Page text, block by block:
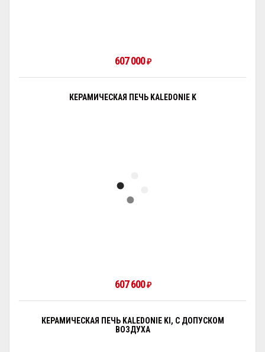
607 000₽
КЕРАМИЧЕСКАЯ ПЕЧЬ KALEDONIE K
607 600₽
КЕРАМИЧЕСКАЯ ПЕЧЬ KALEDONIE KI, С ДОПУСКОМ
ВОЗДУХА